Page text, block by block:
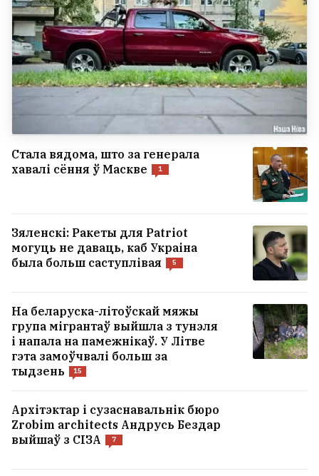
Стала вядома, што за генерала
хавалі сёння ў Маскве
1
Зяленскі: Ракеты для Patriot
могуць не даваць, каб Украіна
была больш саступлівая
5
На беларуска-літоўскай мяжы
група мігрантаў выйшла з тунэля
і напала на памежнікаў. У Літве
гэта замоўчвалі больш за
тыдзень
15
Архітэктар і сузаснавальнік бюро
Zrobim architects Андрусь Бездар
выйшаў з СІЗА
7